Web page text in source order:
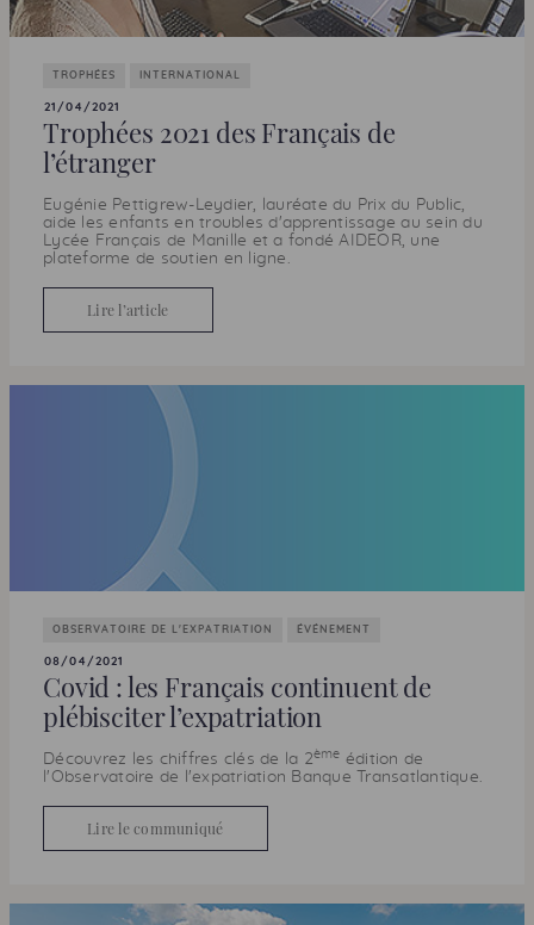
TROPHÉES INTERNATIONAL
21/04/2021
Trophées 2021 des Français de
l’étranger
Eugénie Pettigrew-Leydier, lauréate du Prix du Public,
aide les enfants en troubles d'apprentissage au sein du
Lycée Français de Manille et a fondéAIDEOR, une
plateforme de soutien en ligne.
Lire l’article
OBSERVATOIRE DE L'EXPATRIATION ÉVÉNEMENT
08/04/2021
Covid : les Français continuent de
plébisciter l’expatriation
Découvrez les chiffres clés de la 2ème édition de
l'Observatoire de l'expatriation Banque Transatlantique.
Lire le communiqué